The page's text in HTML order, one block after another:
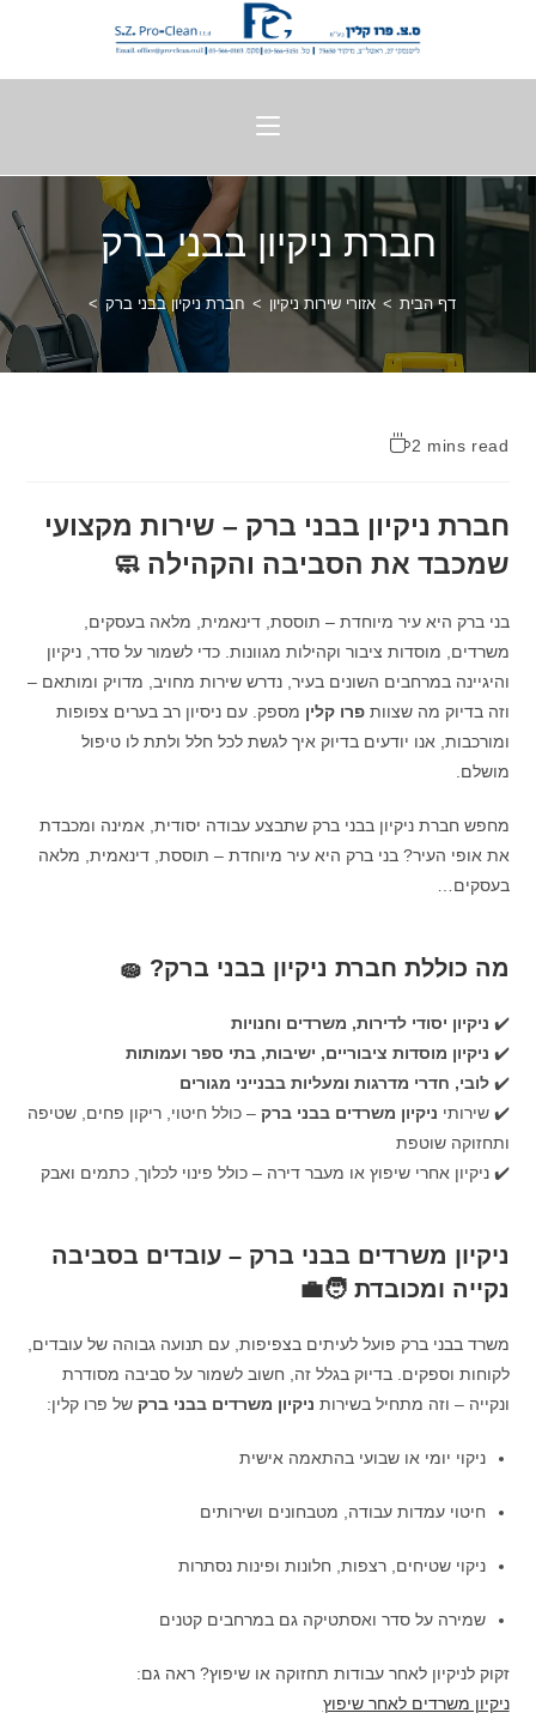
חברת ניקיון בבני ברק
דף הבית > אזורי שירות ניקיון > חברת ניקיון בבני ברק >
2 mins read
חברת ניקיון בבני ברק – שירות מקצועי
שמכבד את הסביבה והקהילה 🧼
בני ברק היא עיר מיוחדת – תוססת, דינאמית, מלאה בעסקים,
משרדים, מוסדות ציבור וקהילות מגוונות. כדי לשמור על סדר, ניקיון
והיגיינה במרחבים השונים בעיר, נדרש שירות מחויב, מדויק ומותאם –
וזה בדיוק מה שצוותפרו קלין מספק. עם ניסיון רב בערים צפופות
ומורכבות, אנו יודעים בדיוק איך לגשת לכל חלל ולתת לו טיפול
מושלם.
מחפש חברת ניקיון בבני ברק שתבצע עבודה יסודית, אמינה ומכבדת
את אופי העיר? בני ברק היא עיר מיוחדת – תוססת, דינאמית, מלאה
בעסקים…
מה כוללת חברת ניקיון בבני ברק? 🧽
✔️ ניקיון יסודי לדירות, משרדים וחנויות
✔️ ניקיון מוסדות ציבוריים, ישיבות, בתי ספר ועמותות
✔️לובי, חדרי מדרגות ומעליות בבנייני מגורים
✔️ שירותי ניקיון משרדים בבני ברק – כולל חיטוי, ריקון פחים, שטיפה
ותחזוקה שוטפת
✔️ ניקיון אחרי שיפוץ או מעבר דירה – כולל פינוי לכלוך, כתמים ואבק
ניקיון משרדים בבני ברק – עובדים בסביבה
נקייה ומכובדת 🧑‍💼
משרד בבני ברק פועל לעיתים בצפיפות, עם תנועה גבוהה של עובדים,
לקוחות וספקים. בדיוק בגלל זה, חשוב לשמור על סביבה מסודרת
ונקייה – וזה מתחיל בשירות ניקיון משרדים בבני ברק של פרו קלין:
ניקוי יומי או שבועי בהתאמה אישית
חיטוי עמדות עבודה, מטבחונים ושירותים
ניקוי שטיחים, רצפות, חלונות ופינות נסתרות
שמירה על סדר ואסתטיקה גם במרחבים קטנים
זקוק לניקיון לאחר עבודות תחזוקה או שיפוץ? ראה גם:
ניקיון משרדים לאחר שיפוץ